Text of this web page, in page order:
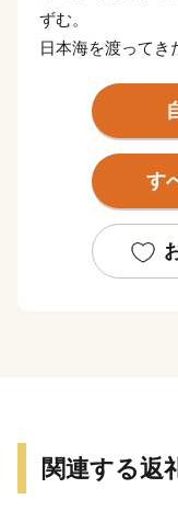
ずむ。
日本海を渡ってき
食卓にはいつも
こんやのお風呂は
あぁ、これって
おはよう。いい
みんなが声をか
ここはあわら市、
す
関連する返